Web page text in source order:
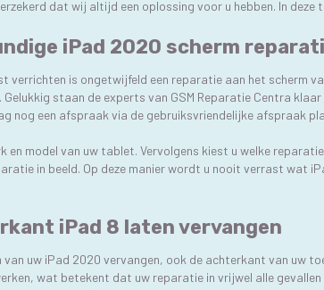
dat wij altijd een oplossing voor u hebben. In
iPad 2020 scherm
verrichten is ongetwijfeld een reparatie aan het scherm
staan de experts van GSM Reparatie Centra
nog een afspraak via de gebruiksvriendelijke afspraak
en model van uw tablet. Vervolgens kiest u welke
in beeld. Op deze manier wordt u nooit verrast wat
iPad 8 laten vervangen
van uw iPad 2020 vervangen, ook de achterkant van uw
wat betekent dat uw reparatie in vrijwel alle